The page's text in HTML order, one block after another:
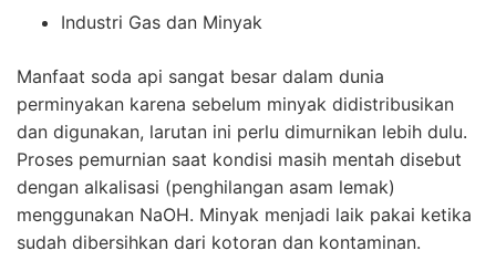
Industri Gas dan Minyak
Manfaat soda api sangat besar dalam dunia
perminyakan karena sebelum minyak didistribusikan
dan digunakan, larutan ini perlu dimurnikan lebih dulu.
Proses pemurnian saat kondisi masih mentah disebut
dengan alkalisasi (penghilangan asam lemak)
menggunakan NaOH. Minyak menjadi laik pakai ketika
sudah dibersihkan dari kotoran dan kontaminan.